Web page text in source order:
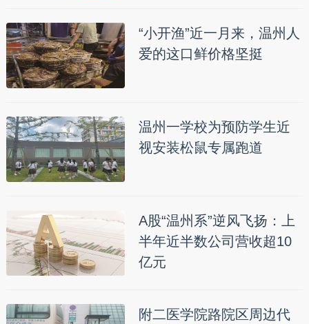
“小开渔”近一月来，温州人
爱的这口鲜价格坚挺
温州一学校为预防学生近
视安装松鼠专属跑道
A股“温州系”逆风飞扬：上
半年近半数公司营收超10
亿元
附二医学院路院区周边代